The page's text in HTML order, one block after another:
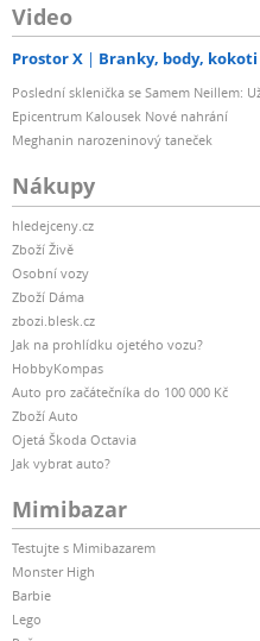
Video
Prostor X Branky, body, kokoti
Poslední sklenička se Samem Neillem:
Epicentrum Kalousek Nové nahrání
Meghanin narozeninový taneček
Nákupy
hledejceny.cz
Zboží Živě
Osobní vozy
Zboží Dáma
zbozi.blesk.cz
Jak na prohlídku ojetého vozu?
HobbyKompas
Auto pro začátečníka do 100 000 Kč
Zboží Auto
Ojetá Škoda Octavia
Jak vybrat auto?
Mimibazar
Testujte s Mimibazarem
Monster High
Barbie
Lego